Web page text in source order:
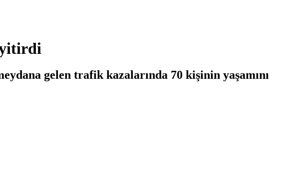
yitirdi
gelen trafik kazalarında 70 kişinin yaşamını